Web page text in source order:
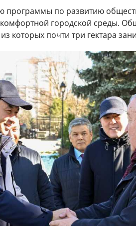
программы по развитию
городской среды.
из которых почти три гектара